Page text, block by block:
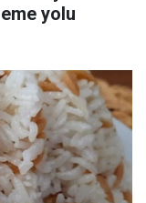
yolu